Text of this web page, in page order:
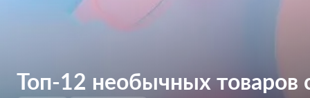
Топ-12 необычных товаров